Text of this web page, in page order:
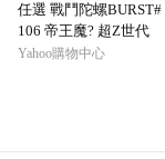
任選 戰鬥陀螺BURST#
106 帝王魔? 超Z世代
Yahoo購物中心